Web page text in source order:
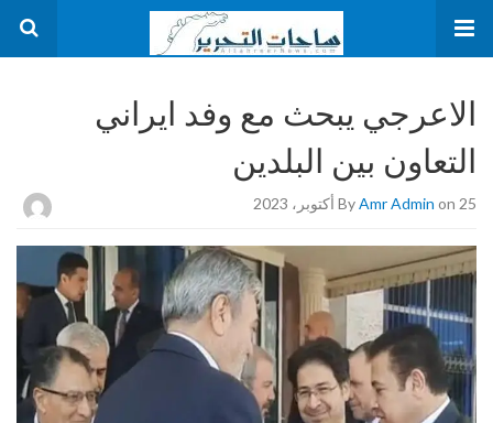
الاعرجي يبحث مع وفد ايراني
التعاون بين البلدين
ByAmr Admin on 25 أكتوبر، 2023